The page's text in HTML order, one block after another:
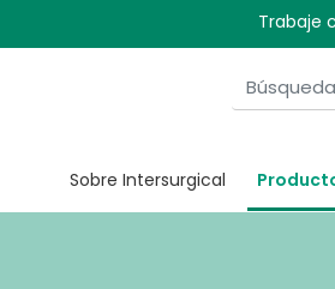
Trabaje
Sobre Intersurgical